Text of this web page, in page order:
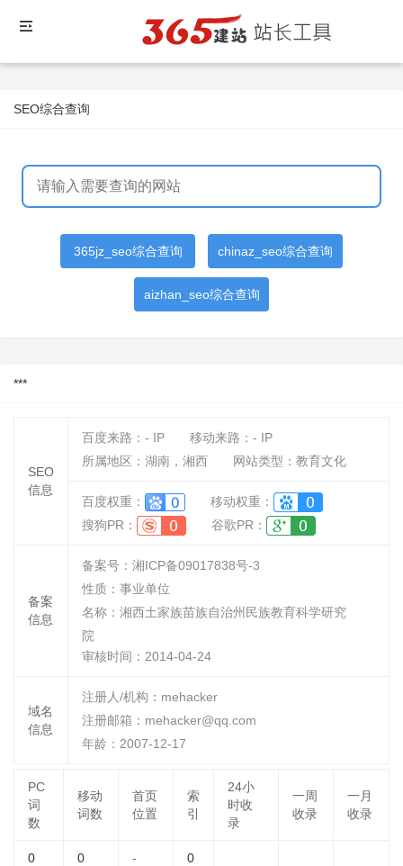
SEO综合查询
365jz_seo综合查询 chinaz_seo综合查询
aizhan_seo综合查询
***
SEO
信息
百度来路： - IP 移动来路： - IP
所属地区：湖南，湘西
网站类型：教育文化
百度权重：
移动权重：
搜狗PR：
谷歌PR：
备案
信息
备案号：湘ICP备09017838号-3
性质： 事业单位
名称： 湘西土家族苗族自治州民族教育科学研究
院
审核时间： 2014-04-24
域名
信息
注册人/机构：mehacker
注册邮箱：mehacker@qq.com
年龄：2007-12-17
PC
词
数
移动
词数
首页
位置
索
引
24小
时收
录
一周
收录
一月
收录
0 0 - 0